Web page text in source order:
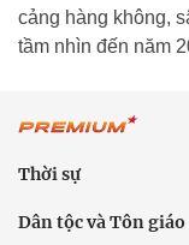
cảng hàng không,
tầm nhìn đến năm
Thời sự
Dân tộc và Tôn giáo